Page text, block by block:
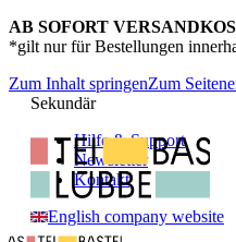
AB SOFORT
*gilt nur für Bestellungen
Zum Inhalt springenZum
Sekundär
Hilfe & Support
Newsletter
Kontakt
English company website